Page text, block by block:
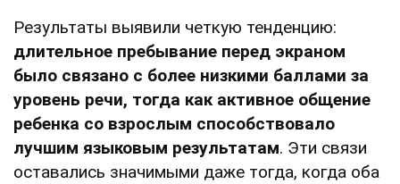
Результаты выявили четкую тенденцию:
длительное пребывание перед экраном
было связано с более низкими баллами за
уровень речи, тогда как активное общение
ребенка со взрослым способствовало
лучшим языковым результатам. Эти связи
оставались значимыми даже тогда, когда оба